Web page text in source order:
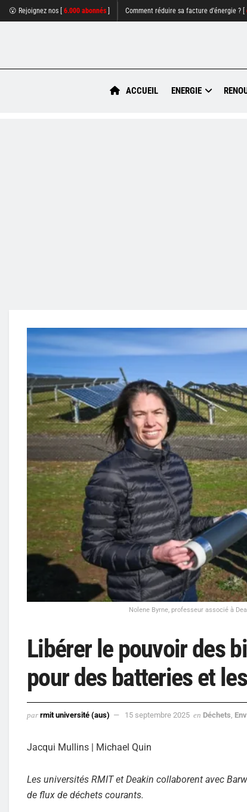
😮 Rejoignez nos [ 6.000 abonnés Comment réduire sa facture d'énergie ? [
ACCUEIL ENERGIE
Nolene Byrne, professeur associé à
Libérer le pouvoir des
pour des batteries et
par rmit université (aus) 15 septembre 2025 en Déchets
Jacqui Mullins | Michael Quin
Les universités RMIT et Deakin collaborent avec
de flux de déchets courants.